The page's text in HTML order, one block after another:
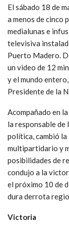
El sábado 18 de
a menos de cinco
medialunas e
televisiva
Puerto Madero.
un video de 12
y el mundo
Presidente de la
Acompañado en
la responsable de
política, cambió
multipartidario y
posibilidades de
condujo a la
el próximo 10 de
dura derrota
Victoria